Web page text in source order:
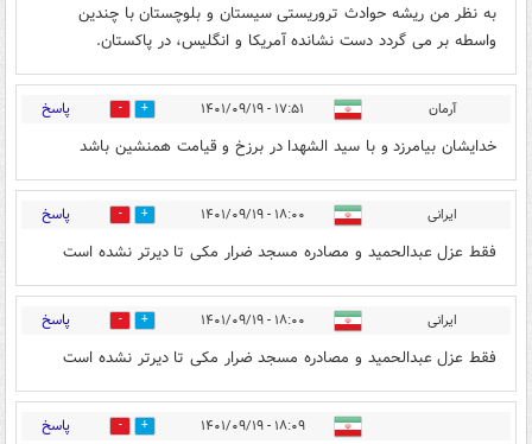
به نظر من ریشه حوادث تروریستی سیستان و بلوچستان با چندین
واسطه بر می گردد دست نشانده آمریکا و انگلیس، در پاکستان.
آرمان ۱۷:۵۱ - ۱۴۰۱/۰۹/۱۹ 3 پاسخ
خدایشان بیامرزد و با سید الشهدا در برزخ و قیامت همنشین باشد
ایرانی ۱۸:۰۰ - ۱۴۰۱/۰۹/۱۹ 3 پاسخ
فقط عزل عبدالحمید و مصادره مسجد ضرار مکی تا دیرتر نشده است
ایرانی ۱۸:۰۰ - ۱۴۰۱/۰۹/۱۹ 4 پاسخ
فقط عزل عبدالحمید و مصادره مسجد ضرار مکی تا دیرتر نشده است
۱۸:۰۹ - ۱۴۰۱/۰۹/۱۹ 4 پاسخ